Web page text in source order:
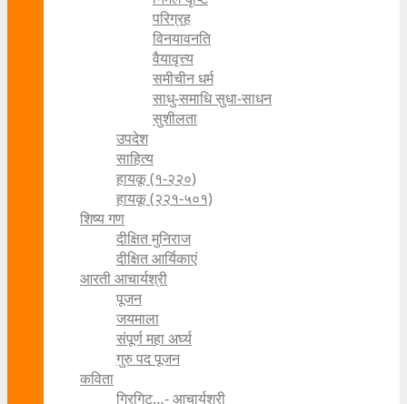
परिग्रह
विनयावनति
वैयावृत्त्य
समीचीन धर्म
साधु-समाधि सुधा-साधन
सुशीलता
उपदेश
साहित्य
हायकू (१‍-२२०)
हायकू (२२१-५०१)
शिष्य गण
दीक्षित मुनिराज
दीक्षित आर्यिकाएं
आरती आचार्यश्री
पूजन
जयमाला
संपूर्ण महा अर्घ्य
गुरु पद पूजन
कविता
गिरगिट…- आचार्यश्री